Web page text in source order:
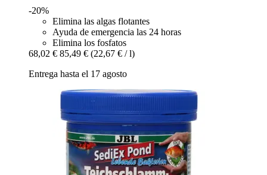
-20%
Elimina las algas flotantes
Ayuda de emergencia las 24 horas
Elimina los fosfatos
68,02 € 85,49 € (22,67 € / l)
Entrega hasta el 17 agosto